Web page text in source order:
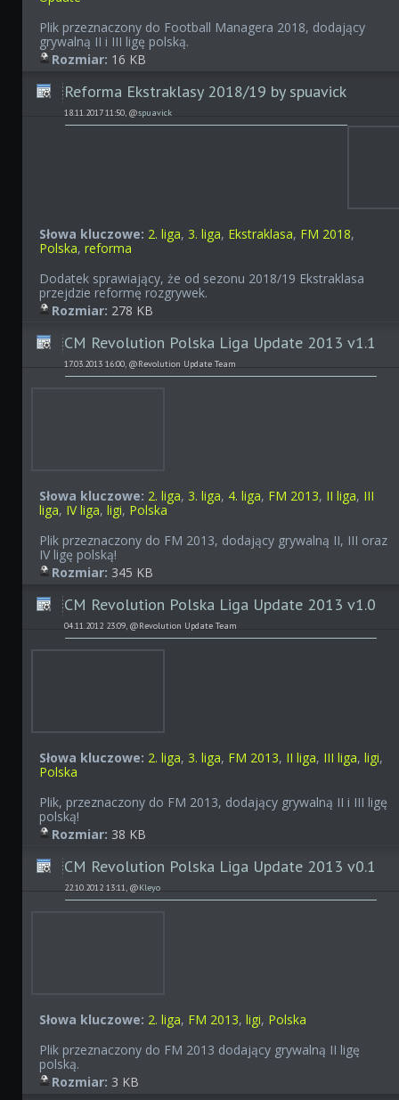
Plik przeznaczony do Football Managera 2018, dodający
grywalną II i III ligę polską.
Rozmiar: 16 KB
Reforma Ekstraklasy 2018/19 by spuavick
18.11.2017 11:50, @spuavick
Słowa kluczowe: 2. liga, 3. liga, Ekstraklasa, FM 2018,
Polska,reforma
Dodatek sprawiający, że od sezonu 2018/19 Ekstraklasa
przejdzie reformę rozgrywek.
Rozmiar: 278 KB
CM Revolution Polska Liga Update 2013 v1.1
17.03.2013 16:00, @Revolution Update Team
Słowa kluczowe: 2. liga, 3. liga, 4. liga, FM 2013, II liga, III
liga, IV liga,ligi, Polska
Plik przeznaczony do FM 2013, dodający grywalną II, III oraz
IV ligę polską!
Rozmiar: 345 KB
CM Revolution Polska Liga Update 2013 v1.0
04.11.2012 23:09, @Revolution Update Team
Słowa kluczowe: 2. liga, 3. liga, FM 2013, II liga, III liga,ligi,
Polska
Plik, przeznaczony do FM 2013, dodający grywalną II i III ligę
polską!
Rozmiar: 38 KB
CM Revolution Polska Liga Update 2013 v0.1
22.10.2012 13:11, @Kleyo
Słowa kluczowe: 2. liga, FM 2013,ligi, Polska
Plik przeznaczony do FM 2013 dodający grywalną II ligę
polską.
Rozmiar: 3 KB